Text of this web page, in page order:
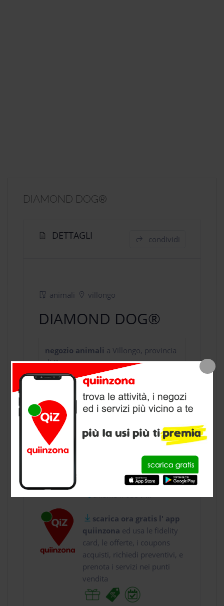
DIAMOND DOG®
DETTAGLI condividi
animali villongo
DIAMOND DOG®
negozio animali a Villongo, provincia
di Bergamo
CONTATTI
usa gratis quiinzona e :
Viale Aldo Moro...
chiama il0351 ...
scarica ora gratis l' app
quiinzona ed usa le fidelity
card, le offerte, i coupons
acquisti, richiedi preventivi, e
prenota i servizi nei punti
vendita